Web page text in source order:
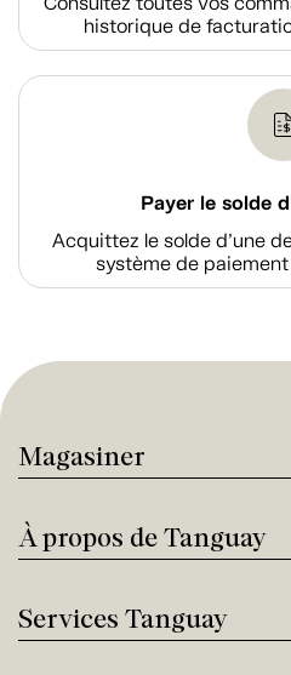
historique de
Payer le solde
Acquittez le solde d’une
système de
Magasiner
À propos de Tanguay
Services Tanguay